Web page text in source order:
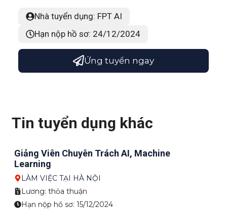
Nhà tuyển dụng: FPT AI
Hạn nộp hồ sơ: 24/12/2024
Ứng tuyển ngay
Tin tuyển dụng khác
Giảng Viên Chuyên Trách AI, Machine
Learning
LÀM VIỆC TẠI HÀ NỘI
Lương: thỏa thuận
Hạn nộp hồ sơ: 15/12/2024